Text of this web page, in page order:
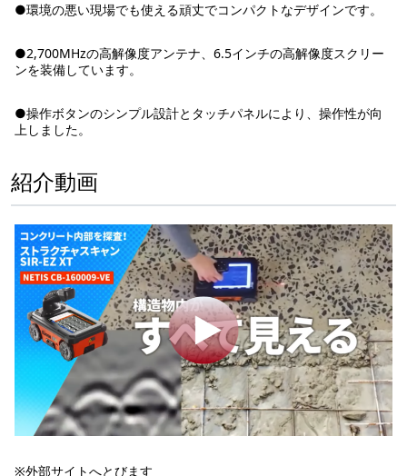
●環境の悪い現場でも使える頑丈でコンパクトなデザインです。
●2,700MHzの高解像度アンテナ、6.5インチの高解像度スクリー
ンを装備しています。
●操作ボタンのシンプル設計とタッチパネルにより、操作性が向
上しました。
紹介動画
※外部サイトへとびます